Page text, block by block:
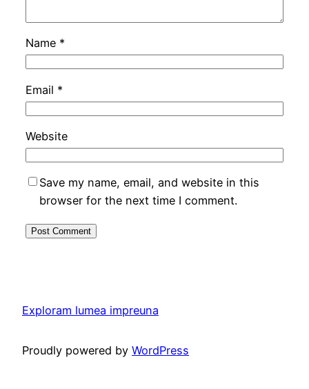
Name *
Email *
Website
Save my name, email, and website in this
browser for the next time I comment.
Exploram lumea impreuna
Proudly powered by WordPress